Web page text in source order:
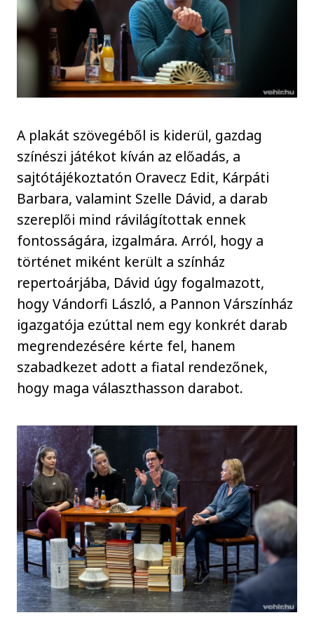
A plakát szövegéből is kiderül, gazdag
színészi játékot kíván az előadás, a
sajtótájékoztatón Oravecz Edit, Kárpáti
Barbara, valamint Szelle Dávid, a darab
szereplői mind rávilágítottak ennek
fontosságára, izgalmára. Arról, hogy a
történet miként került a színház
repertoárjába, Dávid úgy fogalmazott,
hogy Vándorfi László, a Pannon Várszínház
igazgatója ezúttal nem egy konkrét darab
megrendezésére kérte fel, hanem
szabadkezet adott a fiatal rendezőnek,
hogy maga választhasson darabot.